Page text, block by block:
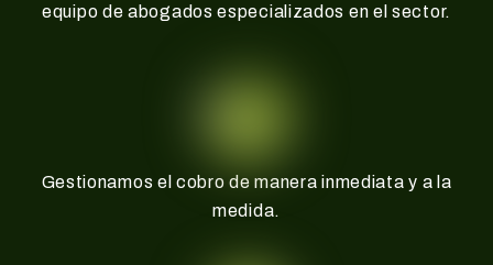
equipo de abogados especializados en el sector.
Gestionamos el cobro de manera inmediata y a la
medida.